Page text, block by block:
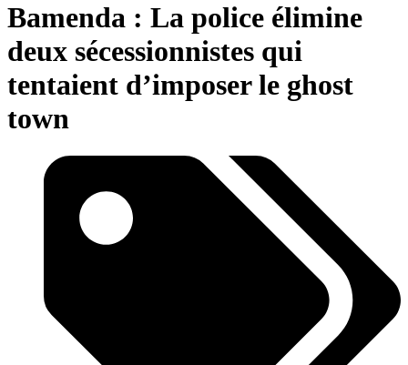
Bamenda : La police élimine
deux sécessionnistes qui
tentaient d’imposer le ghost
town